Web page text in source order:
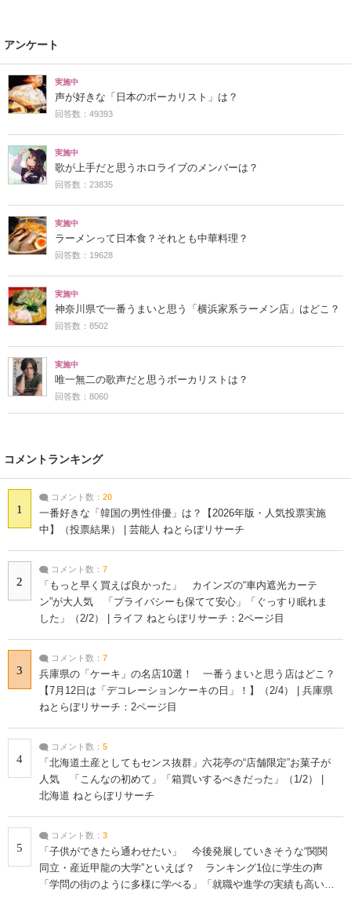
アンケート
実施中
声が好きな「日本のボーカリスト」は？
回答数：49393
実施中
歌が上手だと思うホロライブのメンバーは？
回答数：23835
実施中
ラーメンって日本食？それとも中華料理？
回答数：19628
実施中
神奈川県で一番うまいと思う「横浜家系ラーメン店」はどこ？
回答数：8502
実施中
唯一無二の歌声だと思うボーカリストは？
回答数：8060
コメントランキング
1
コメント数： 20
一番好きな「韓国の男性俳優」は？【2026年版・人気投票実施
中】（投票結果） | 芸能人 ねとらぼリサーチ
2
コメント数： 7
「もっと早く買えば良かった」 カインズの“車内遮光カーテ
ン”が大人気 「プライバシーも保てて安心」「ぐっすり眠れま
した」（2/2） | ライフ ねとらぼリサーチ：2ページ目
3
コメント数： 7
兵庫県の「ケーキ」の名店10選！ 一番うまいと思う店はどこ？
【7月12日は「デコレーションケーキの日」！】（2/4） | 兵庫県
ねとらぼリサーチ：2ページ目
4
コメント数： 5
「北海道土産としてもセンス抜群」六花亭の“店舗限定”お菓子が
人気 「こんなの初めて」「箱買いするべきだった」（1/2） |
北海道 ねとらぼリサーチ
5
コメント数： 3
「子供ができたら通わせたい」 今後発展していきそうな“関関
同立・産近甲龍の大学”といえば？ ランキング1位に学生の声
「学問の街のように多様に学べる」「就職や進学の実績も高い」